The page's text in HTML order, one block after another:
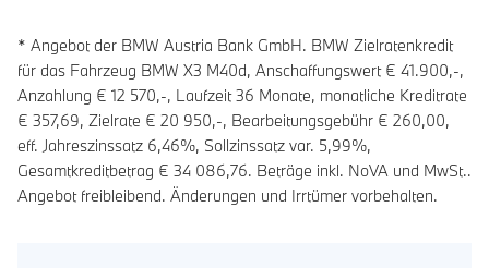
* Angebot der BMW Austria Bank GmbH. BMW Zielratenkredit
für das Fahrzeug BMW X3 M40d, Anschaffungswert € 41.900,-,
Anzahlung € 12 570,-, Laufzeit36 Monate, monatliche Kreditrate
€ 357,69, Zielrate € 20 950,-, Bearbeitungsgebühr € 260,00,
eff. Jahreszinssatz 6,46%, Sollzinssatz var. 5,99%,
Gesamtkreditbetrag € 34 086,76. Beträge inkl. NoVA und MwSt..
Angebot freibleibend. Änderungen und Irrtümer vorbehalten.